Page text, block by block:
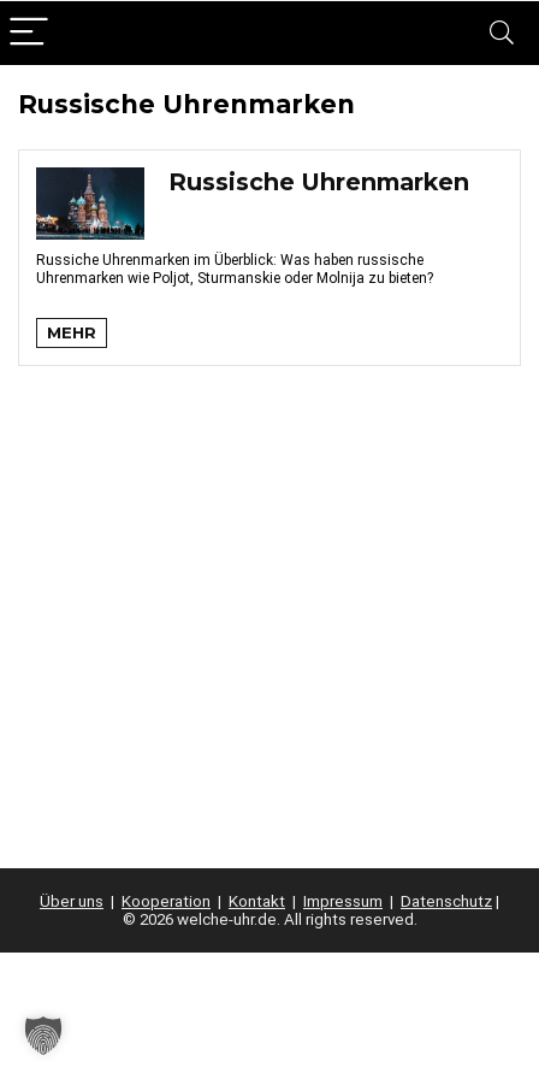
Russische Uhrenmarken
Russische Uhrenmarken
Russiche Uhrenmarken im Überblick: Was haben russische
Uhrenmarken wie Poljot, Sturmanskie oder Molnija zu bieten?
MEHR
Über uns | Kooperation | Kontakt | Impressum | Datenschutz |
© 2026 welche-uhr.de. All rights reserved.